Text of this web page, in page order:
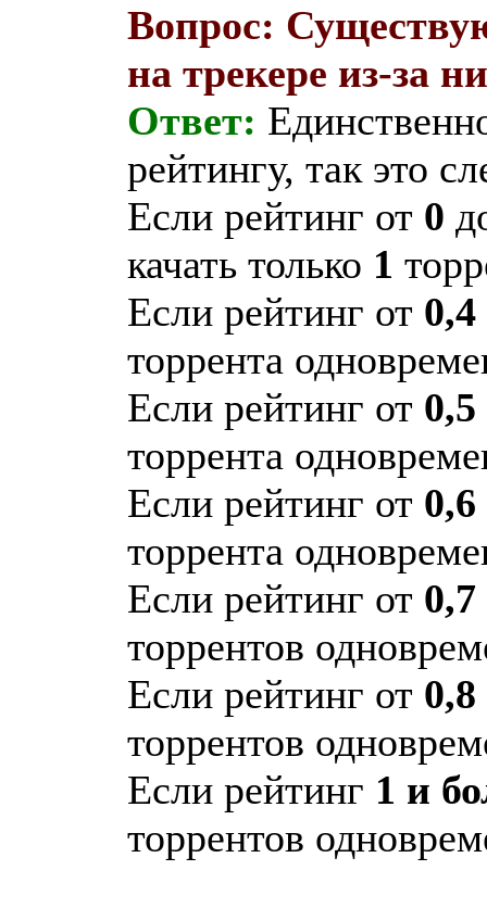
Вопрос:
на трекере из-за
Ответ:
рейтингу, так это
Если рейтинг от 0
качать только 1
Если рейтинг от 0,4
торрента
Если рейтинг от 0,5
торрента
Если рейтинг от 0,6
торрента
Если рейтинг от 0,7
торрентов
Если рейтинг от 0,8
торрентов
Если рейтинг 1 и
торрентов